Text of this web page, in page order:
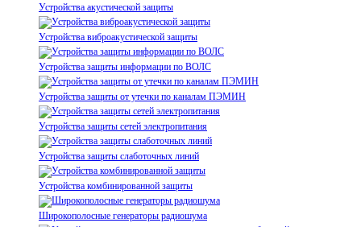
Устройства акустической защиты
Устройства виброакустической защиты
Устройства защиты информации по ВОЛС
Устройства защиты от утечки по каналам ПЭМИН
Устройства защиты сетей электропитания
Устройства защиты слаботочных линий
Устройства комбинированной защиты
Широкополосные генераторы радиошума